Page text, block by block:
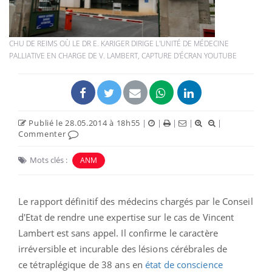
CHU DE REIMS OÙ LE DR E. KARIGER DIRIGE L'UNITÉ DE MÉDECINE
PALLIATIVE EN CHARGE DE V. LAMBERT, CAPTURE D'ÉCRAN YOUTUBE
Publié le 28.05.2014 à 18h55 | | | |
|
Commenter
Mots clés : ANM
Le rapport définitif des médecins chargés par le Conseil
d'Etat de rendre une expertise sur le cas de Vincent
Lambert est sans appel. Il confirme le caractère
irréversible et incurable des lésions cérébrales de
ce tétraplégique de 38 ans enétat de conscience